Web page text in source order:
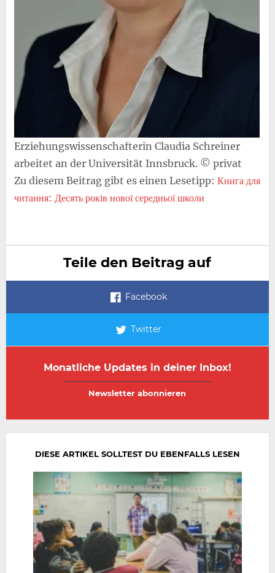
Erziehungswissenschafterin Claudia Schreiner
arbeitet an der Universität Innsbruck. © privat
Zu diesem Beitrag gibt es einen Lesetipp: Книга для
читання: Десять років нової середньої школи
Teile den Beitrag auf
Facebook
Twitter
Monatliche Updates in deiner Inbox!
DIESE ARTIKEL SOLLTEST DU EBENFALLS LESEN